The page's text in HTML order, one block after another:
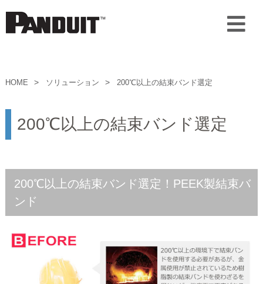
HOME ソリューション 200℃以上の結束バンド選定
200℃以上の結束バンド選定
200℃以上の結束バンド選定！PEEK製結束バ
ンド